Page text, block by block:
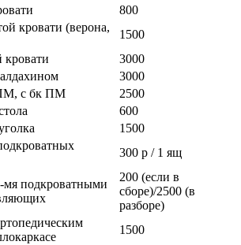
800
кровати (верона,
1500
кровати
3000
3000
с бк ПМ
2500
600
1500
300 р / 1 ящ
мя подкроватными
200 (если в
сборе)/2500 (в
разборе)
1500